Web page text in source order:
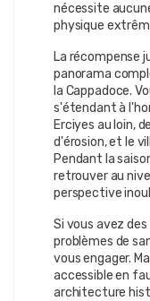
nécessite
physique
La récompense
panorama
la Cappadoce.
s'étendant à
Erciyes au loin,
d'érosion, et le
Pendant la
retrouver au
perspective
Si vous avez
problèmes de
vous engager.
accessible en
architecture